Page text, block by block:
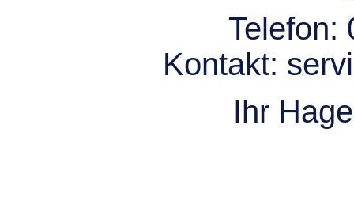
Telefon:
Kontakt:
Ihr